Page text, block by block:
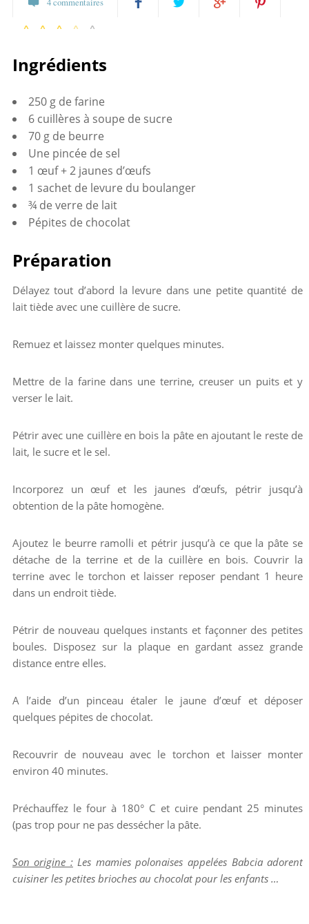
Ingrédients
250 g de farine
6 cuillères à soupe de sucre
70 g de beurre
Une pincée de sel
1 œuf + 2 jaunes d’œufs
1 sachet de levure du boulanger
¾ de verre de lait
Pépites de chocolat
Préparation
Délayez tout d’abord la levure dans une petite quantité de
lait tiède avec une cuillère de sucre.
Remuez et laissez monter quelques minutes.
Mettre de la farine dans une terrine, creuser un puits et y
verser le lait.
Pétrir avec une cuillère en bois la pâte en ajoutant le reste de
lait, le sucre et le sel.
Incorporez un œuf et les jaunes d’œufs, pétrir jusqu’à
obtention de la pâte homogène.
Ajoutez le beurre ramolli et pétrir jusqu’à ce que la pâte se
détache de la terrine et de la cuillère en bois. Couvrir la
terrine avec le torchon et laisser reposer pendant 1 heure
dans un endroit tiède.
Pétrir de nouveau quelques instants et façonner des petites
boules. Disposez sur la plaque en gardant assez grande
distance entre elles.
A l’aide d’un pinceau étaler le jaune d’œuf et déposer
quelques pépites de chocolat.
Recouvrir de nouveau avec le torchon et laisser monter
environ 40 minutes.
Préchauffez le four à 180° C et cuire pendant 25 minutes
(pas trop pour ne pas dessécher la pâte.
Son origine :Les mamies polonaises appelées Babcia adorent
cuisiner les petites brioches au chocolat pour les enfants …